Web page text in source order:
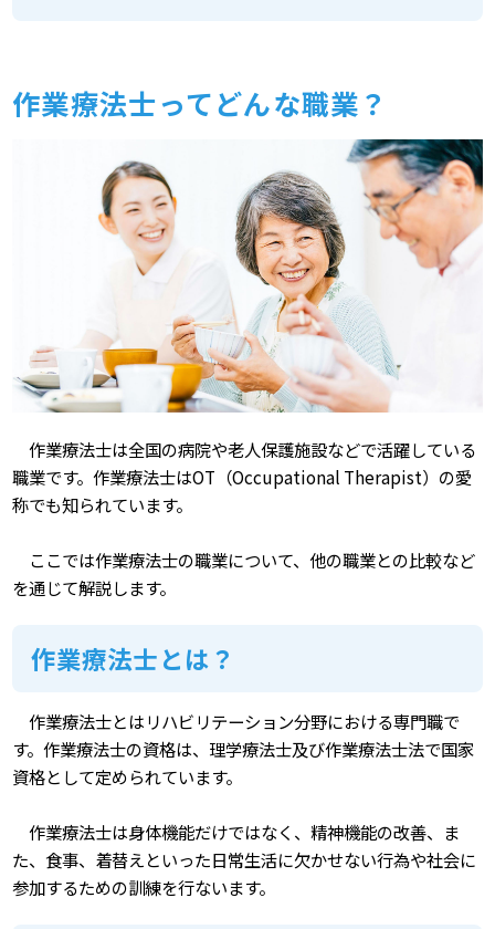
作業療法士ってどんな職業？
作業療法士は全国の病院や老人保護施設などで活躍している
職業です。作業療法士はOT（Occupational Therapist）の愛
称でも知られています。
ここでは作業療法士の職業について、他の職業との比較など
を通じて解説します。
作業療法士とは？
作業療法士とはリハビリテーション分野における専門職で
す。作業療法士の資格は、理学療法士及び作業療法士法で国家
資格として定められています。
作業療法士は身体機能だけではなく、精神機能の改善、ま
た、食事、着替えといった日常生活に欠かせない行為や社会に
参加するための訓練を行ないます。